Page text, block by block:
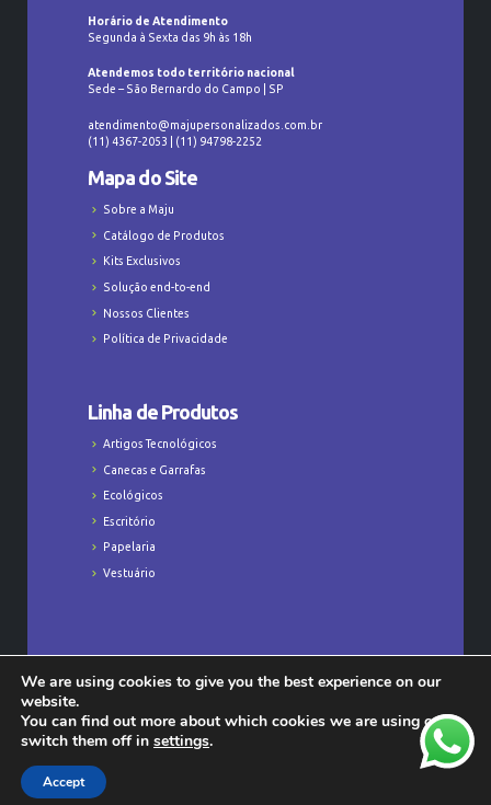
Horário de Atendimento
Segunda à Sexta das 9h às 18h
Atendemos todo território nacional
Sede – São Bernardo do Campo | SP
atendimento@majupersonalizados.com.br
(11) 4367-2053 | (11) 94798-2252
Mapa do Site
Sobre a Maju
Catálogo de Produtos
Kits Exclusivos
Solução end-to-end
Nossos Clientes
Política de Privacidade
Linha de Produtos
Artigos Tecnológicos
Canecas e Garrafas
Ecológicos
Escritório
Papelaria
Vestuário
Todos os Direitos Reservados © Majú
We are using cookies to give you the best experience on our
website.
You can find out more about which cookies we are using or
switch them off in settings.
Accept